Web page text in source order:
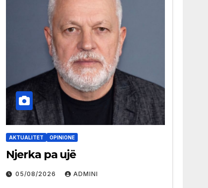
AKTUALITET OPINIONE
Njerka pa ujë
05/08/2026 ADMINI